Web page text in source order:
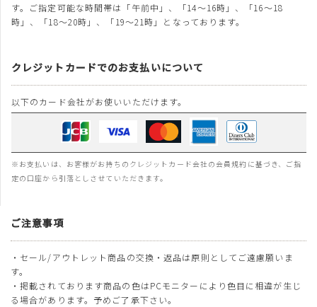
す。ご指定可能な時間帯は「午前中」、「14～16時」、「16～18
時」、「18～20時」、「19～21時」となっております。
クレジットカードでのお支払いについて
以下のカード会社がお使いいただけます。
※お支払いは、お客様がお持ちのクレジットカード会社の会員規約に基づき、ご指
定の口座から引落としさせていただきます。
ご注意事項
・セール/アウトレット商品の交換・返品は原則としてご遠慮願いま
す。
・掲載されております商品の色はPCモニターにより色目に相違が生じ
る場合があります。予めご了承下さい。